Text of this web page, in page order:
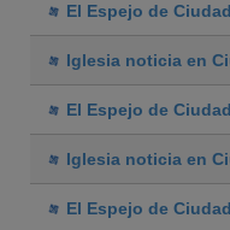
El Espejo de
Iglesia noticia en
El Espejo de
Iglesia noticia en
El Espejo de